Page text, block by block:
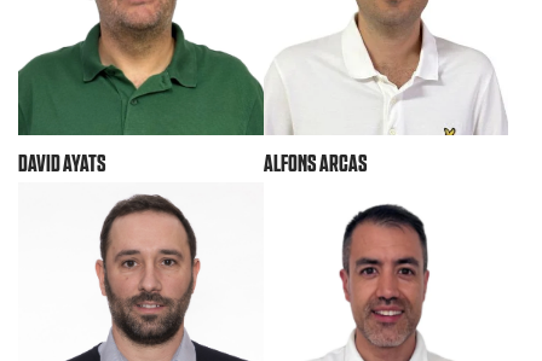
DAVID AYATS ALFONS ARCAS